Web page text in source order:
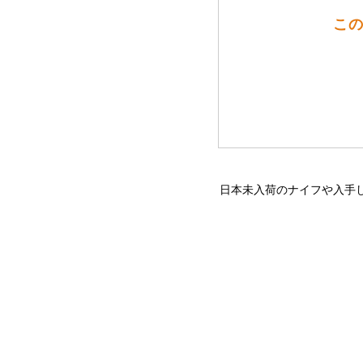
こ
日本未入荷のナイフや入手